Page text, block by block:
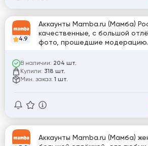
4.9
Аккаунты Mamba.ru (Мамба)
качественные, с большой
фото, прошедшие модерацию.
В наличии: 204 шт.
Купили: 318 шт.
Мин. заказ: 1 шт.
Аккаунты Mamba.ru (Мамба)